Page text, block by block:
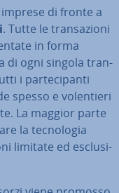
di fronte a
. Tutte le tran­sa­zio­ni
in forma
di ogni singola tran­
i par­te­ci­pan­ti
spesso e vo­len­tie­ri
La maggior parte
la tec­no­lo­gia
limitate ed esclu­si­